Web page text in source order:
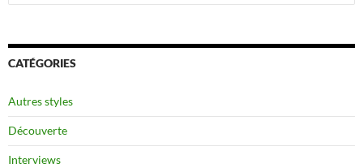
CATÉGORIES
Autres styles
Découverte
Interviews